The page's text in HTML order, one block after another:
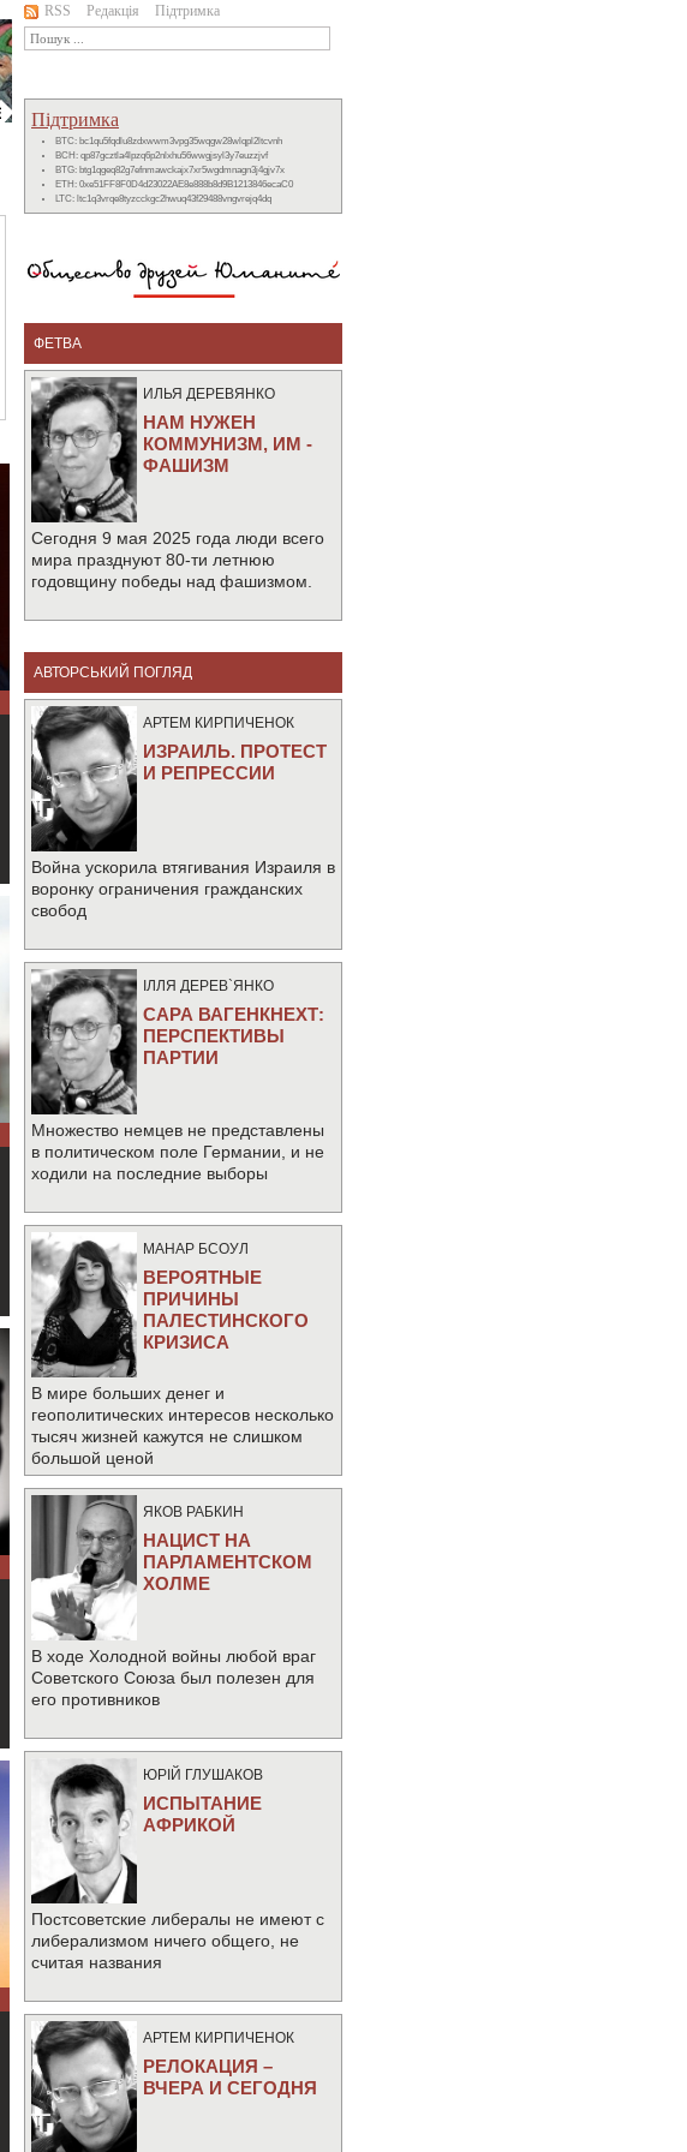
RSS Редакція Підтримка
Підтримка
BTC: bc1qu5fqdlu8zdxwwm3vpg35wqgw28wlqpl2ltcvnh
BCH: qp87gcztla4lpzq6p2nlxhu56wwgjsyl3y7euzzjvf
BTG: btg1qgeq82g7efnmawckajx7xr5wgdmnagn3j4gjv7x
ETH: 0xe51FF8F0D4d23022AE8e888b8d9B1213846ecaC0
LTC: ltc1q3vrqe8tyzcckgc2hwuq43f29488vngvrejq4dq
ФЕТВА
ИЛЬЯ ДЕРЕВЯНКО
НАМ НУЖЕН
КОММУНИЗМ, ИМ -
ФАШИЗМ
Сегодня 9 мая 2025 года люди всего
мира празднуют 80-ти летнюю
годовщину победы над фашизмом.
АВТОРСЬКИЙ ПОГЛЯД
АРТЕМ КИРПИЧЕНОК
ИЗРАИЛЬ. ПРОТЕСТ
И РЕПРЕССИИ
Война ускорила втягивания Израиля в
воронку ограничения гражданских
свобод
IЛЛЯ ДЕРЕВ`ЯНКО
САРА ВАГЕНКНЕХТ:
ПЕРСПЕКТИВЫ
ПАРТИИ
Множество немцев не представлены
в политическом поле Германии, и не
ходили на последние выборы
МАНАР БСОУЛ
ВЕРОЯТНЫЕ
ПРИЧИНЫ
ПАЛЕСТИНСКОГО
КРИЗИСА
В мире больших денег и
геополитических интересов несколько
тысяч жизней кажутся не слишком
большой ценой
ЯКОВ РАБКИН
НАЦИСТ НА
ПАРЛАМЕНТСКОМ
ХОЛМЕ
В ходе Холодной войны любой враг
Советского Союза был полезен для
его противников
ЮРIЙ ГЛУШАКОВ
ИСПЫТАНИЕ
АФРИКОЙ
Постсоветские либералы не имеют с
либерализмом ничего общего, не
считая названия
АРТЕМ КИРПИЧЕНОК
РЕЛОКАЦИЯ –
ВЧЕРА И СЕГОДНЯ